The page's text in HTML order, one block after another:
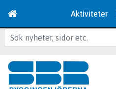
Aktiviteter